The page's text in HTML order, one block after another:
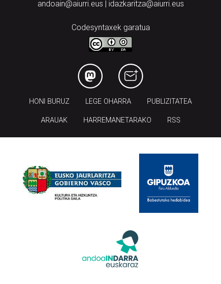
andoain@aiurri.eus | idazkaritza@aiurri.eus
Codesyntaxek garatua
HONI BURUZ LEGE OHARRA PUBLIZITATEA
ARAUAK HARREMANETARAKO RSS